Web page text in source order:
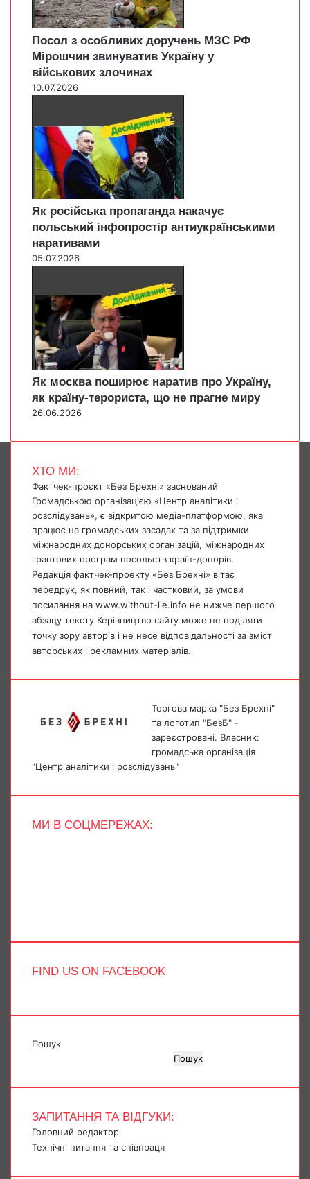
Посол з особливих доручень МЗС РФ
Мірошчин звинуватив Україну у
військових злочинах
10.07.2026
Як російська пропаганда накачує
польський інфопростір антиукраїнськими
наративами
05.07.2026
Як москва поширює наратив про Україну,
як країну-терориста, що не прагне миру
26.06.2026
ХТО МИ:
Фактчек-проєкт «Без Брехні» заснований
Громадською організацією «Центр аналітики і
розслідувань», є відкритою медіа-платформою, яка
працює на громадських засадах та за підтримки
міжнародних донорських організацій, міжнародних
грантових програм посольств країн-донорів.
Редакція фактчек-проекту «Без Брехні» вітає
передрук, як повний, так і частковий, за умови
посилання на www.without-lie.info не нижче першого
абзацу тексту Керівництво сайту може не поділяти
точку зору авторів і не несе відповідальності за зміст
авторських і рекламних матеріалів.
Торгова марка "Без Брехні"
та логотип "БезБ" -
зареєстровані. Власник:
громадська організація
"Центр аналітики і розслідувань"
МИ В СОЦМЕРЕЖАХ:
FIND US ON FACEBOOK
Пошук
Пошук
ЗАПИТАННЯ ТА ВІДГУКИ:
Головний редактор
Технічні питання та співпраця